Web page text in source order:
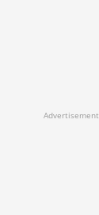
Advertisement